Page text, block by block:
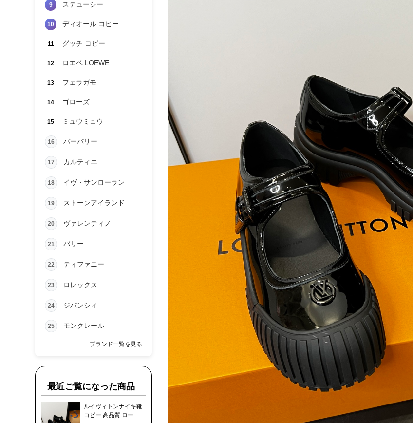
9 ステューシー
10 ディオール コピー
11 グッチ コピー
12 ロエベ LOEWE
13 フェラガモ
14 ゴローズ
15 ミュウミュウ
16 バーバリー
17 カルティエ
18 イヴ・サンローラン
19 ストーンアイランド
20 ヴァレンティノ
21 バリー
22 ティファニー
23 ロレックス
24 ジバンシィ
25 モンクレール
ブランド一覧を見る
最近ご覧になった商品
ルイヴィトンナイキ靴
コピー 高品質 ロー...